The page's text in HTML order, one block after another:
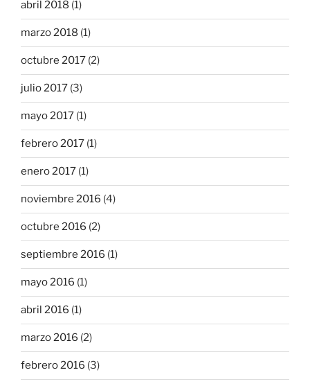
abril 2018 (1)
marzo 2018 (1)
octubre 2017 (2)
julio 2017 (3)
mayo 2017 (1)
febrero 2017 (1)
enero 2017 (1)
noviembre 2016 (4)
octubre 2016 (2)
septiembre 2016 (1)
mayo 2016 (1)
abril 2016 (1)
marzo 2016 (2)
febrero 2016 (3)